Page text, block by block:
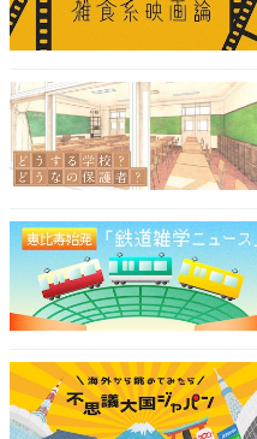
今後利用したい携帯電
位au 理由は？
今後利用したい携帯電話
（32.4％）、2位au（17.9